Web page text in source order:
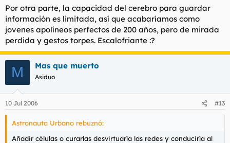
Por otra parte, la capacidad del cerebro para guardar
información es limitada, así que acabaríamos como
jovenes apolíneos perfectos de 200 años, pero de mirada
perdida y gestos torpes. Escalofriante :?
M Mas que muerto
Asiduo
10 Jul 2006 #13
Astronauta Urbano rebuznó:
Añadir células o curarlas desvirtuaría las redes y conduciría al